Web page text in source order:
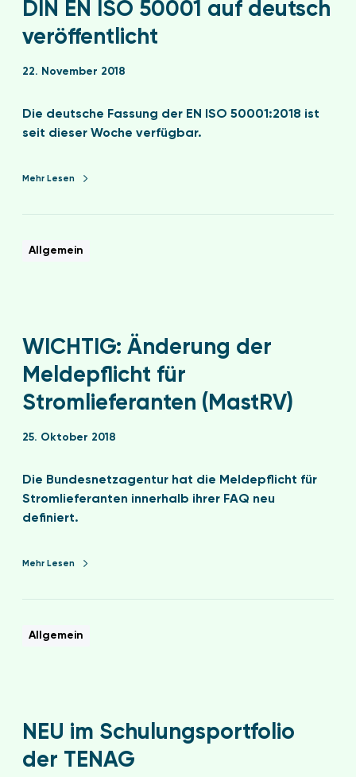
DIN EN ISO 50001 auf deutsch
veröffentlicht
22. November 2018
Die deutsche Fassung der EN ISO 50001:2018 ist
seit dieser Woche verfügbar.
Mehr Lesen
Allgemein
WICHTIG: Änderung der
Meldepflicht für
Stromlieferanten (MastRV)
25. Oktober 2018
Die Bundesnetzagentur hat die Meldepflicht für
Stromlieferanten innerhalb ihrer FAQ neu
definiert.
Mehr Lesen
Allgemein
NEU im Schulungsportfolio
der TENAG